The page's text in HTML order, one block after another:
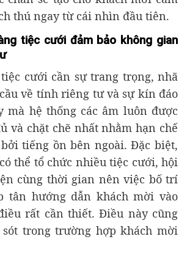
thú ngay từ cái nhìn đầu tiên.
tiệc cưới đảm bảo không gian
cưới cần sự trang trọng, nhã
về tính riêng tư và sự kín đáo
mà hệ thống các âm luôn được
và chặt chẽ nhất nhằm hạn chế
tiếng ồn bên ngoài. Đặc biệt,
thể tổ chức nhiều tiệc cưới, hội
cùng thời gian nên việc bố trí
tân hướng dẫn khách mời vào
rất cần thiết. Điều này cũng
trong trường hợp khách mời